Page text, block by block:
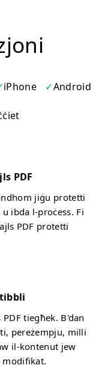
iPhone Android
PDF
jiġu protetti
ibda l-proċess. Fi
PDF protetti
tiegħek. B'dan
pereżempju, milli
il-kontenut jew
modifikat.